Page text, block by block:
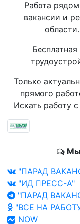
Работа
вакансии и
Только
прямого
Искать работу
Мы
"ПАРАД
"ИД ПРЕСС-А"
"ПАРАД
"ВСЕ НА
NOW